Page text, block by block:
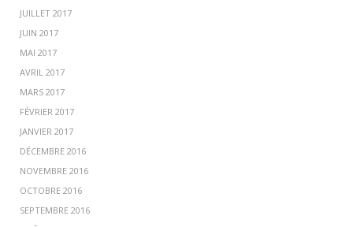
JUILLET 2017
JUIN 2017
MAI 2017
AVRIL 2017
MARS 2017
FÉVRIER 2017
JANVIER 2017
DÉCEMBRE 2016
NOVEMBRE 2016
OCTOBRE 2016
SEPTEMBRE 2016